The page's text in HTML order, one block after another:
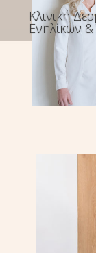
Κλινική
Ενηλίκων